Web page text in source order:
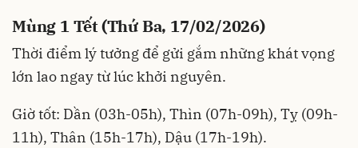
Mùng 1 Tết (Thứ Ba, 17/02/2026)
Thời điểm lý tưởng để gửi gắm những khát vọng
lớn lao ngay từ lúc khởi nguyên.
Giờ tốt: Dần (03h-05h), Thìn (07h-09h), Tỵ (09h-
11h), Thân (15h-17h), Dậu (17h-19h).